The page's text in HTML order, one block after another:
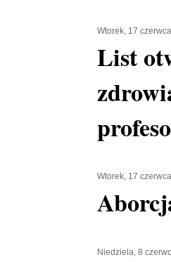
Wtorek, 17
List
Wtorek, 17
Niedziela, 8